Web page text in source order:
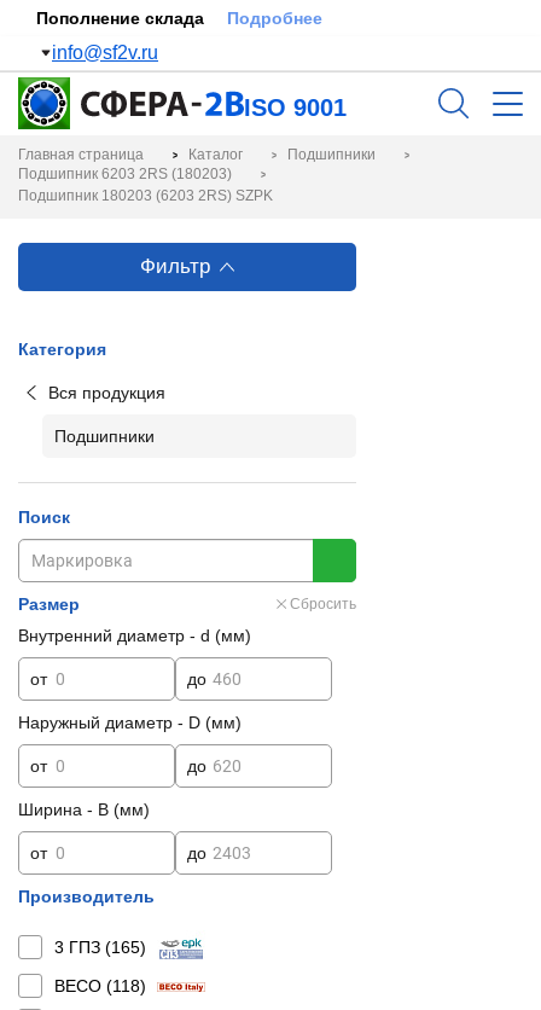
Пополнение склада Подробнее
info@sf2v.ru
ISO 9001
Главная страница Каталог
Подшипники
Подшипник 6203 2RS (180203)
Подшипник 180203 (6203 2RS) SZPK
Фильтр
Категория
Вся продукция
Подшипники
Поиск
Размер Сбросить
Внутренний диаметр - d (мм)
от до
Наружный диаметр - D (мм)
от до
Ширина - B (мм)
от до
Производитель
3 ГПЗ (165)
BECO (118)